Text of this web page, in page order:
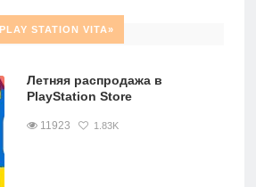
PLAY STATION VITA»
Летняя распродажа в
PlayStation Store
11923 1.83K